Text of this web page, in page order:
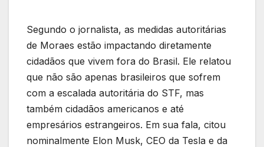
Segundo o jornalista, as medidas autoritárias
de Moraes estão impactando diretamente
cidadãos que vivem fora do Brasil. Ele relatou
que não são apenas brasileiros que sofrem
com a escalada autoritária do STF, mas
também cidadãos americanos e até
empresários estrangeiros. Em sua fala, citou
nominalmente Elon Musk, CEO da Tesla e da